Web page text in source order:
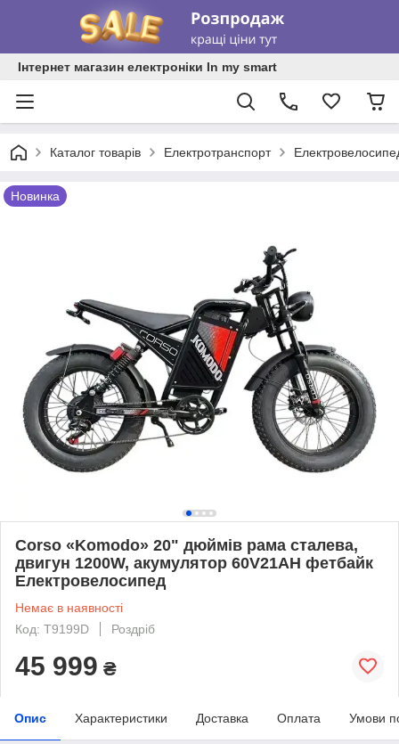
Інтернет магазин електроніки In my smart
Каталог товарів Електротранспорт
Новинка
Corso «Komodo» 20" дюймів рама сталева,
двигун 1200W, акумулятор 60V21AH фетбайк
Електровелосипед
Немає в наявності
Код: T9199D
Роздріб
45 999 ₴
Опис Характеристики Доставка Оплата Умови